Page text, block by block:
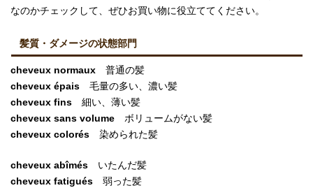
なのかチェックして、ぜひお買い物に役立ててください。
髪質・ダメージの状態部門
cheveux normaux 普通の髪
cheveux épais 毛量の多い、濃い髪
cheveux fins 細い、薄い髪
cheveux sans volume ボリュームがない髪
cheveux colorés 染められた髪
cheveux abîmés いたんだ髪
cheveux fatigués 弱った髪